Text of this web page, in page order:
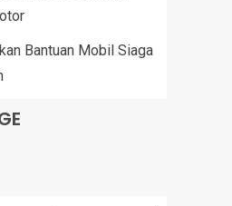
Bantuan Mobil Siaga